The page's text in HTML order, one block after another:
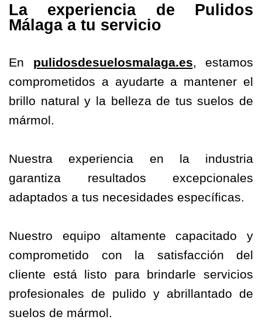
La experiencia de Pulidos
Málaga a tu servicio
En pulidosdesuelosmalaga.es, estamos
comprometidos a ayudarte a mantener el
brillo natural y la belleza de tus suelos de
mármol.
Nuestra experiencia en la industria
garantiza resultados excepcionales
adaptados a tus necesidades específicas.
Nuestro equipo altamente capacitado y
comprometido con la satisfacción del
cliente está listo para brindarle servicios
profesionales de pulido y abrillantado de
suelos de mármol.